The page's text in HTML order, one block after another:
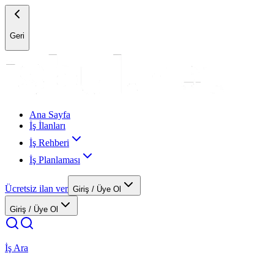
Geri
Ana Sayfa
İş İlanları
İş Rehberi
İş Planlaması
Ücretsiz ilan ver Giriş / Üye Ol
Giriş / Üye Ol
İş Ara